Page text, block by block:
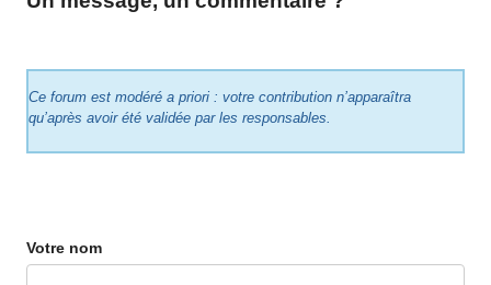
Ce forum est modéré a priori : votre contribution n’apparaîtra
qu’après avoir été validée par les responsables.
Votre nom